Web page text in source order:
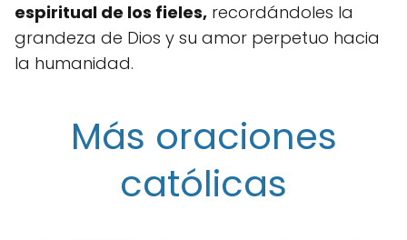
espiritual de los fieles, recordándoles la
grandeza de Dios y su amor perpetuo hacia
la humanidad.
Más oraciones
católicas